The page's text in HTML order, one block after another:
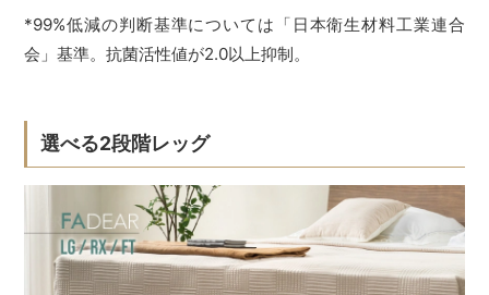
*99%低減の判断基準については「日本衛生材料工業連合
会」基準。抗菌活性値が2.0以上抑制。
選べる2段階レッグ